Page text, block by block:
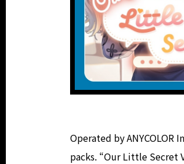
Operated by ANYCOLOR
packs. “Our Little Secret